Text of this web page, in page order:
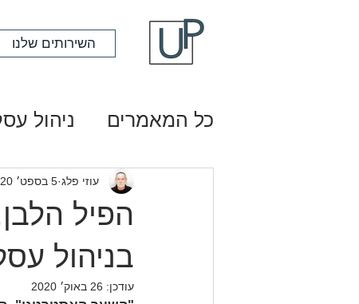
השירותים שלנו
כל המאמרים ניהול
הפיל
בניהול
עוזי פלג 5 בספט׳ 2020
עודכן: 26 באוק׳ 2020